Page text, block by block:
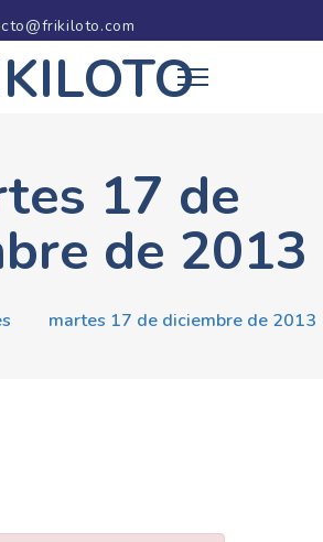
17 de
de 2013
martes 17 de diciembre de 2013